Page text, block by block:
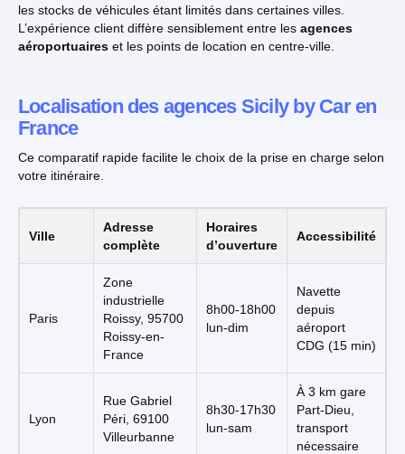
les stocks de véhicules étant limités dans certaines villes.
L’expérience client diffère sensiblement entre les agences
aéroportuaires et les points de location en centre-ville.
Localisation des agences Sicily by Car en
France
Ce comparatif rapide facilite le choix de la prise en charge selon
votre itinéraire.
Ville
Adresse
complète
Horaires
d’ouverture
Accessibilité
Paris
Zone
industrielle
Roissy, 95700
Roissy-en-
France
8h00-18h00
lun-dim
Navette
depuis
aéroport
CDG (15 min)
Lyon
Rue Gabriel
Péri, 69100
Villeurbanne
8h30-17h30
lun-sam
À 3 km gare
Part-Dieu,
transport
nécessaire